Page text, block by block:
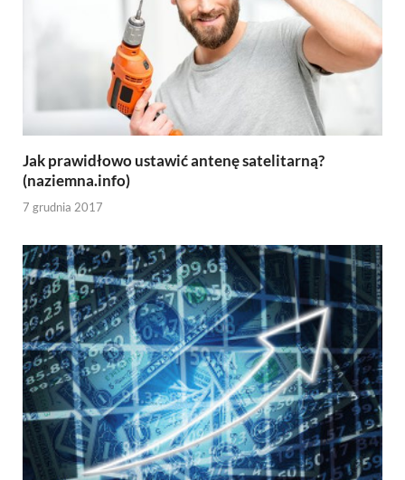
Jak prawidłowo ustawić antenę satelitarną?
(naziemna.info)
7 grudnia 2017